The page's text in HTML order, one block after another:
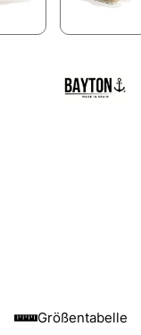
Größentabelle